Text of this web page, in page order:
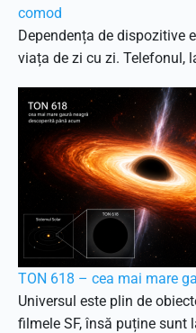
comod
Dependența de dispozitive
viața de zi cu zi. Telefonul,
TON 618 – cea mai mare
Universul este plin de
filmele SF, însă puține sunt